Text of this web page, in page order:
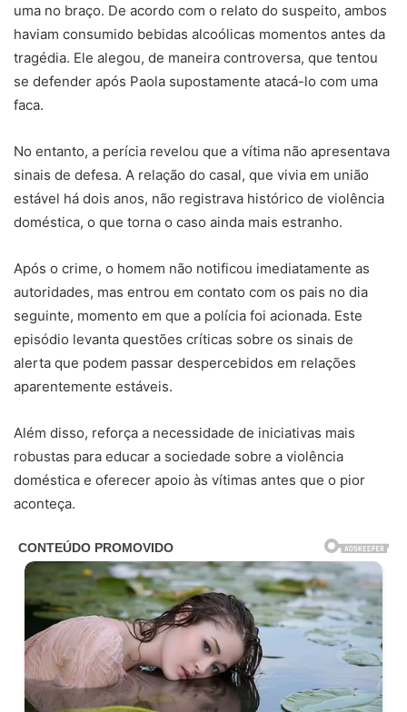
uma no braço. De acordo com o relato do suspeito, ambos
haviam consumido bebidas alcoólicas momentos antes da
tragédia. Ele alegou, de maneira controversa, que tentou
se defender após Paola supostamente atacá-lo com uma
faca.
No entanto, a perícia revelou que a vítima não apresentava
sinais de defesa. A relação do casal, que vivia em união
estável há dois anos, não registrava histórico de violência
doméstica, o que torna o caso ainda mais estranho.
Após o crime, o homem não notificou imediatamente as
autoridades, mas entrou em contato com os pais no dia
seguinte, momento em que a polícia foi acionada. Este
episódio levanta questões críticas sobre os sinais de
alerta que podem passar despercebidos em relações
aparentemente estáveis.
Além disso, reforça a necessidade de iniciativas mais
robustas para educar a sociedade sobre a violência
doméstica e oferecer apoio às vítimas antes que o pior
aconteça.